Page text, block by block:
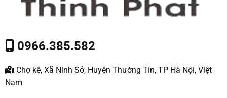
0966.385.582
Chợ kệ, Xã Ninh Sở, Huyện Thường Tín, TP Hà Nội, Việt
Nam